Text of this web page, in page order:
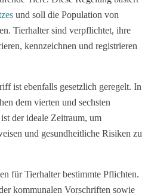
und soll die Population von
Tierhalter sind verpflichtet, ihre
kennzeichnen und registrieren
ist ebenfalls gesetzlich geregelt. In
dem vierten und sechsten
der ideale Zeitraum, um
und gesundheitliche Risiken zu
für Tierhalter bestimmte Pflichten.
kommunalen Vorschriften sowie